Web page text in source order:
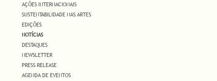
AÇÕES INTERNACIONAIS
SUSTENTABILIDADE NAS ARTES
EDIÇÕES
NOTÍCIAS
DESTAQUES
NEWSLETTER
PRESS RELEASE
AGENDA DE EVENTOS